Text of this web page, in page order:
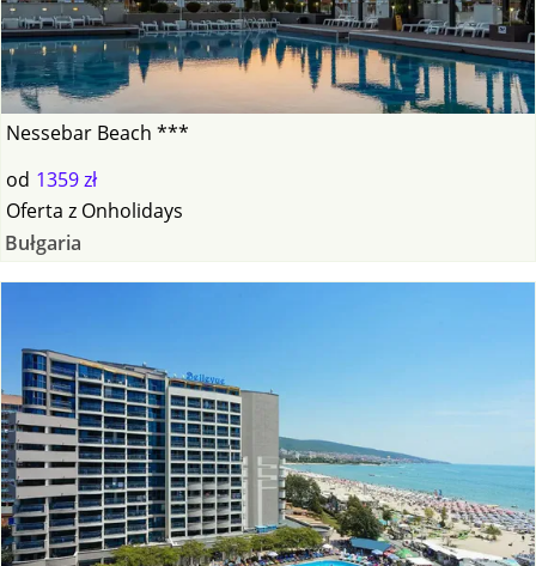
Nessebar Beach ***
od 1359 zł
Oferta z Onholidays
Bułgaria